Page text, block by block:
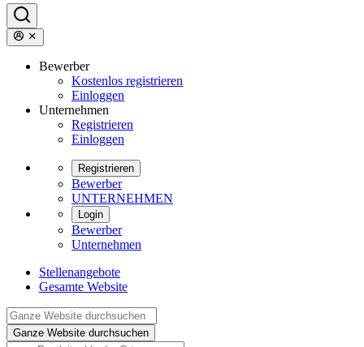
Bewerber
Kostenlos registrieren
Einloggen
Unternehmen
Registrieren
Einloggen
Registrieren
Bewerber
UNTERNEHMEN
Login
Bewerber
Unternehmen
Stellenangebote
Gesamte Website